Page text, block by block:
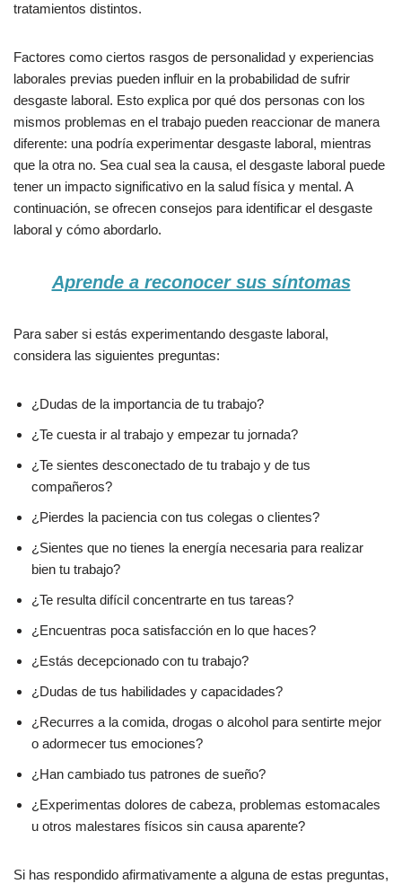
tratamientos distintos.
Factores como ciertos rasgos de personalidad y experiencias
laborales previas pueden influir en la probabilidad de sufrir
desgaste laboral. Esto explica por qué dos personas con los
mismos problemas en el trabajo pueden reaccionar de manera
diferente: una podría experimentar desgaste laboral, mientras
que la otra no. Sea cual sea la causa, el desgaste laboral puede
tener un impacto significativo en la salud física y mental. A
continuación, se ofrecen consejos para identificar el desgaste
laboral y cómo abordarlo.
Aprende a reconocer sus síntomas
Para saber si estás experimentando desgaste laboral,
considera las siguientes preguntas:
¿Dudas de la importancia de tu trabajo?
¿Te cuesta ir al trabajo y empezar tu jornada?
¿Te sientes desconectado de tu trabajo y de tus
compañeros?
¿Pierdes la paciencia con tus colegas o clientes?
¿Sientes que no tienes la energía necesaria para realizar
bien tu trabajo?
¿Te resulta difícil concentrarte en tus tareas?
¿Encuentras poca satisfacción en lo que haces?
¿Estás decepcionado con tu trabajo?
¿Dudas de tus habilidades y capacidades?
¿Recurres a la comida, drogas o alcohol para sentirte mejor
o adormecer tus emociones?
¿Han cambiado tus patrones de sueño?
¿Experimentas dolores de cabeza, problemas estomacales
u otros malestares físicos sin causa aparente?
Si has respondido afirmativamente a alguna de estas preguntas,